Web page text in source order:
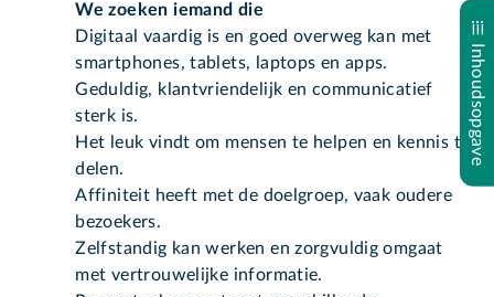
Inhoudsopgave
We zoeken iemand die
Digitaal vaardig is en goed overweg kan met
smartphones, tablets, laptops en apps.
Geduldig, klantvriendelijk en communicatief
sterk is.
Het leuk vindt om mensen te helpen en kennis te
delen.
Affiniteit heeft met de doelgroep, vaak oudere
bezoekers.
Zelfstandig kan werken en zorgvuldig omgaat
met vertrouwelijke informatie.